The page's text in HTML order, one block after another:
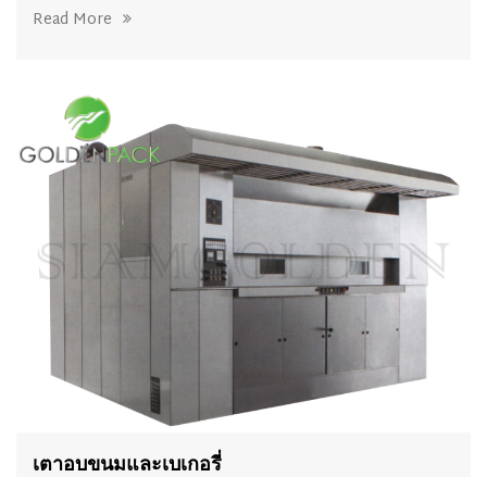
Read More
เตาอบขนมและเบเกอรี่